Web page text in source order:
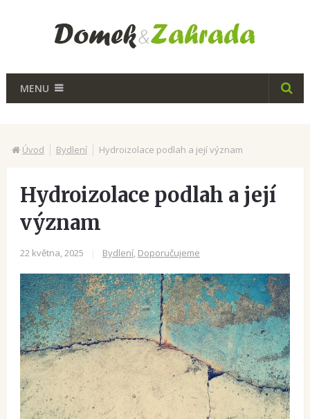
MENU
Úvod Bydlení Hydroizolace podlah a její význam
Hydroizolace podlah a její
význam
22 května, 2025 Bydlení, Doporučujeme